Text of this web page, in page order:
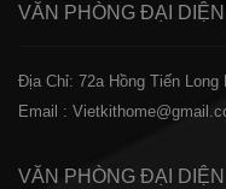
VĂN PHÒNG ĐẠI DIỆN
Địa Chỉ: 72a Hồng Tiến Long
Email :
VĂN PHÒNG ĐẠI DIỆN